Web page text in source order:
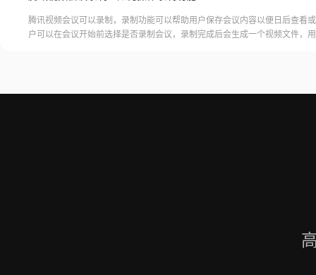
腾讯视频会议可以录制，录制功能可以帮助用户保存会议内容以便日后查看
户可以在会议开始前选择是否录制会议，录制完成后会生成一个视频文件，